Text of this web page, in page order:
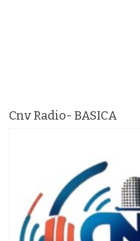
Cnv Radio- BASICA